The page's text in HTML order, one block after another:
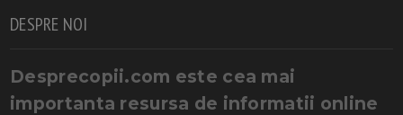
DESPRE NOI
Desprecopii.com este cea mai
importanta resursa de informatii online